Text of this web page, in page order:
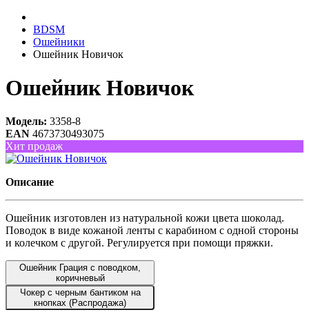
BDSM
Ошейники
Ошейник Новичок
Ошейник Новичок
Модель: 3358-8
EAN 4673730493075
Хит продаж
Описание
Ошейник изготовлен из натуральной кожи цвета шоколад.
Поводок в виде кожаной ленты с карабином с одной стороны
и колечком с другой. Регулируется при помощи пряжки.
Ошейник Грация с поводком,
коричневый
Чокер с черным бантиком на
кнопках (Распродажа)